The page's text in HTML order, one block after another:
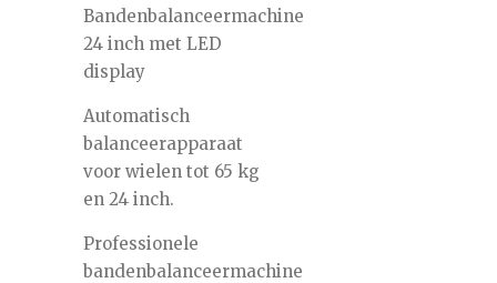
Bandenbalanceermachine
24 inch met LED
display
Automatisch
balanceerapparaat
voor wielen tot 65 kg
en 24 inch.
Professionele
bandenbalanceermachine